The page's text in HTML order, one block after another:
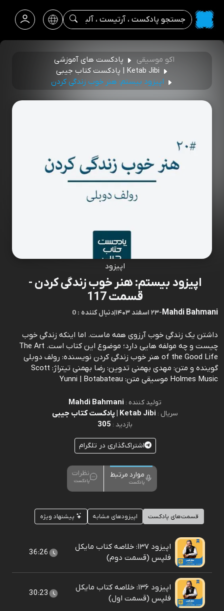
اکو موسیقی
پادکست های آموزشی
Ketab Jibi | پادکست کتاب جیبی
اپیزود بیستم: هنر خوب زندگی کردن
اپیزود
اپیزود بیستم: هنر خوب زندگی کردن -
قسمت 117
Mahdi Bahmani
-۲۳ اسفند ۱۴۰۳ |0 : دنبال کننده
داشتن یک زندگی خوب آرزوی همه ماست. اما اینکه زندگی خوب
چیست و چه مولفه هایی دارد؛ موضوع این کتاب است. The Art
of the Good Life هنر خوب زندگی کردن نویسنده: رولف دوبلی
گوینده و متن: مهدی بهمنی تدوین: رضا بهمنی تیتراژ: Scott
Holmes Music موسیقی متن: Yunni | Botabateau
تولید کننده : Mahdi Bahmani
سریال : Ketab Jibi | پادکست کتاب جیبی
بازدید : 305
اشتراک‌گذاری در تلگرام
موارد مرتبط
پادکست
نظرات
پادکست
قسمت‌های پادکست اپیزودهای مشابه پیشنهاد ویژه
اپیزود ۱۳۷: خلاصه کتاب مایکل
فلپس (قسمت دوم)
36:26
اپیزود ۱۳۶: خلاصه کتاب مایکل
فلپس (قسمت اول)
30:23